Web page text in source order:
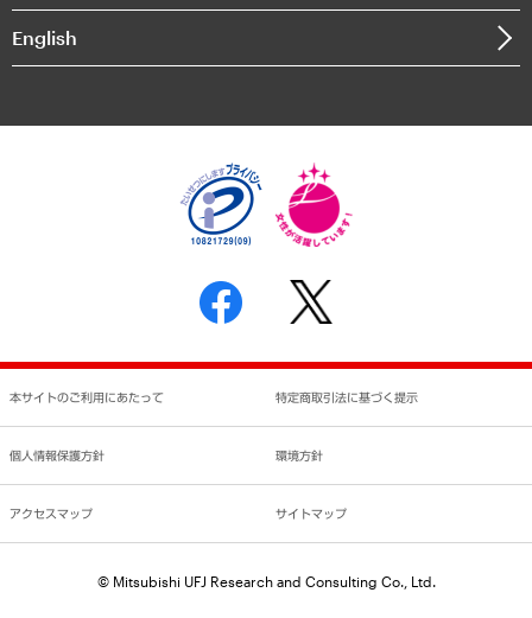
個人情報保護方針
反社会的勢力に対する基本方針
書面による個人情報の開示等の請求の手続きについて
English
本サイトのご利用にあたって 特定商取引法に基づく提示
個人情報保護方針 環境方針
アクセスマップ サイトマップ
© Mitsubishi UFJ Research and Consulting Co., Ltd.